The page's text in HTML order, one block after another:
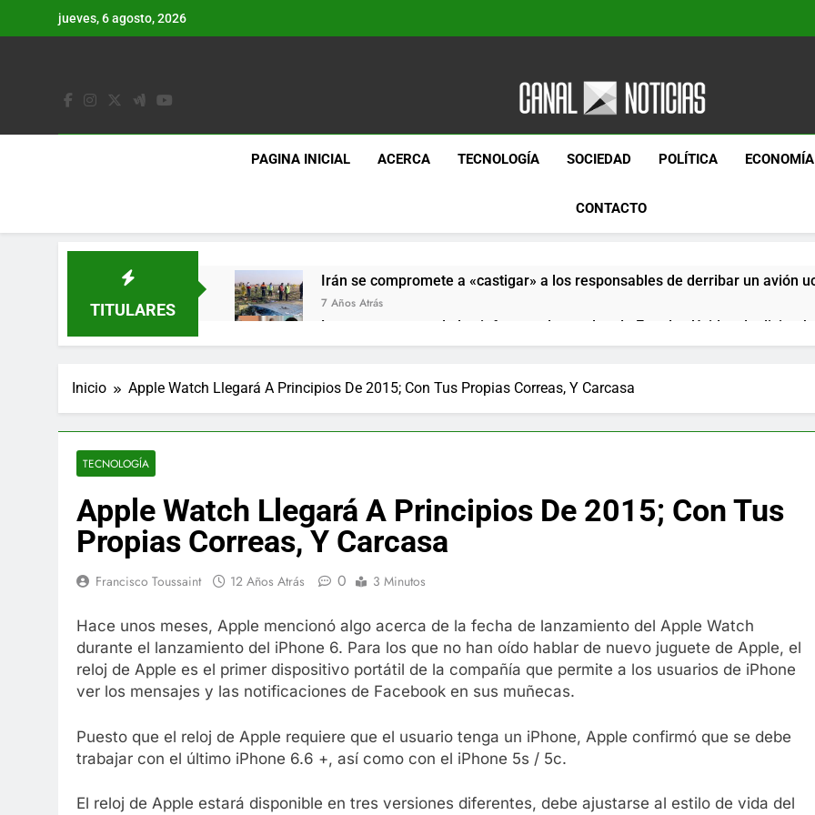
jueves, 6 agosto, 2026
Canal Noticias
Canal Noticias
PAGINA INICIAL ACERCA TECNOLOGÍA SOCIEDAD POLÍTICA ECONOMÍA
CONTACTO
TITULARES
Irán se compromete a «castigar» a los responsables de derribar un avión
7 Años Atrás
Lo que se espera de los informes de empleo de Estados Unidos de
7 Años Atrás
7 Años Atrás
El famoso chef y restaurador, Carl Ruiz, muere a los 44 años
Cápsulas Ultra Max Testo a Precios Especiales en México, Chile, Argentina,
Más
7 Años Atrás
7 Años Atrás
7 Años Atrás
Crucero en México te lleva a lugares paranormales con binoculares de
7 Años Atrás
La Inteligencia Artificial deepfake de Samsung fabrica un clip de
7 Años Atrás
Inicio Apple Watch Llegará A Principios De 2015; Con Tus Propias Correas, Y Carcasa
TECNOLOGÍA
Apple Watch Llegará A Principios De 2015; Con Tus
Propias Correas, Y Carcasa
Francisco Toussaint 12 Años Atrás 0 3 Minutos
Hace unos meses, Apple mencionó algo acerca de la fecha de lanzamiento del Apple Watch
durante el lanzamiento del iPhone 6. Para los que no han oído hablar de nuevo juguete de Apple, el
reloj de Apple es el primer dispositivo portátil de la compañía que permite a los usuarios de iPhone
ver los mensajes y las notificaciones de Facebook en sus muñecas.
Puesto que el reloj de Apple requiere que el usuario tenga un iPhone, Apple confirmó que se debe
trabajar con el último iPhone 6.6 +, así como con el iPhone 5s / 5c.
El reloj de Apple estará disponible en tres versiones diferentes, debe ajustarse al estilo de vida del